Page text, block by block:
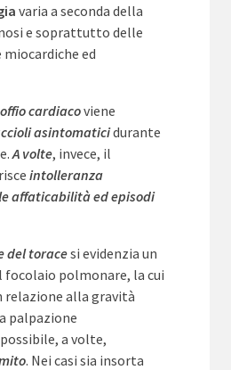
varia a seconda della
e soprattutto delle
miocardiche ed
cardiacoviene
asintomaticidurante
A volte, invece, il
intolleranza
affaticabilità ed episodi
del toracesi evidenzia un
focolaio polmonare, la cui
relazione alla gravità
palpazione
a volte,
. Nei casi sia insorta